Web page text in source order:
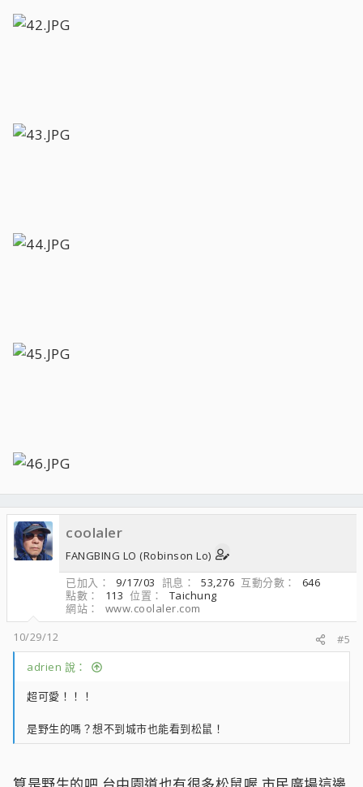
coolaler
FANGBING LO (Robinson Lo)
已加入
9/17/03 訊息 53,276 互動分數
646
點數
113 位置
Taichung
網站
www.coolaler.com
10/29/12
#5
adrien 說：
超可愛！！！
是野生的嗎？想不到城市也能看到松鼠！